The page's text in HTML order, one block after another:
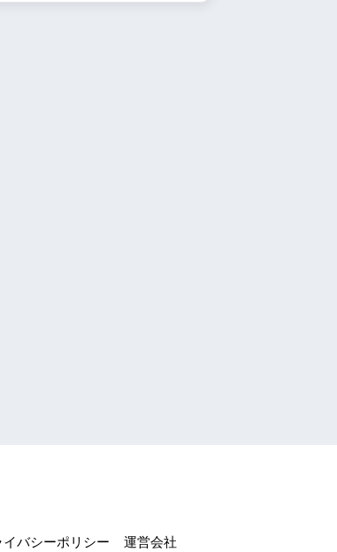
イバシーポリシー 運営会社